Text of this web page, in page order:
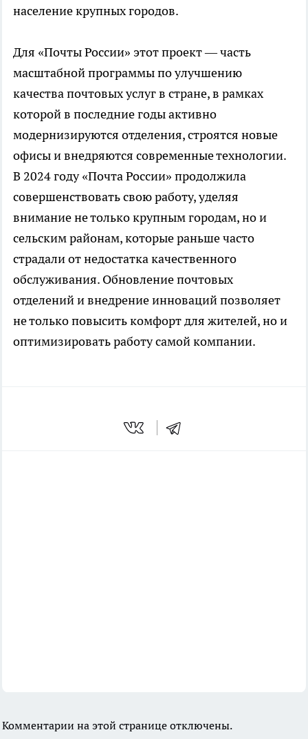
население крупных городов.
Для «Почты России» этот проект — часть
масштабной программы по улучшению
качества почтовых услуг в стране, в рамках
которой в последние годы активно
модернизируются отделения, строятся новые
офисы и внедряются современные технологии.
В 2024 году «Почта России» продолжила
совершенствовать свою работу, уделяя
внимание не только крупным городам, но и
сельским районам, которые раньше часто
страдали от недостатка качественного
обслуживания. Обновление почтовых
отделений и внедрение инноваций позволяет
не только повысить комфорт для жителей, но и
оптимизировать работу самой компании.
Комментарии на этой странице отключены.